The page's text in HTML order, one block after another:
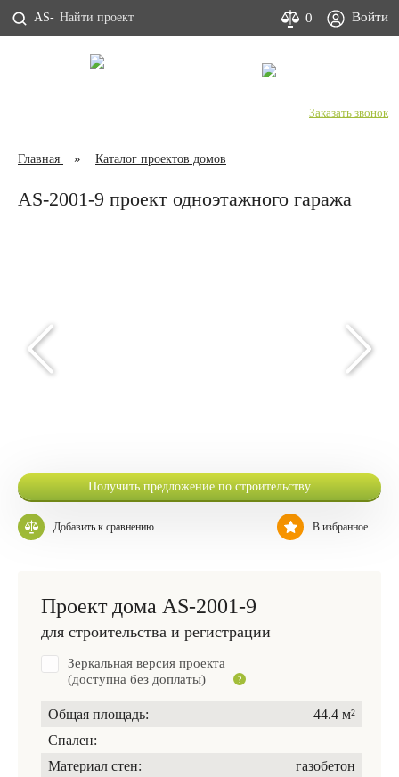
AS- 0 Войти
Заказать звонок
Главная Каталог проектов домов
AS-2001-9 проект одноэтажного гаража
Получить предложение по строительству
Добавить к сравнению В избранное
Проект дома AS-2001-9
для строительства и регистрации
Зеркальная версия проекта
(доступна без доплаты)
Общая площадь:
44.4 м²
Спален:
Материал стен:
газобетон